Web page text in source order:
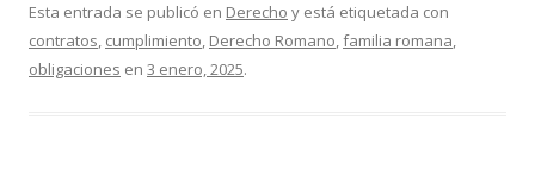
Esta entrada se publicó en Derecho y está etiquetada con
contratos, cumplimiento, Derecho Romano,familia romana,
obligaciones en 3 enero, 2025.